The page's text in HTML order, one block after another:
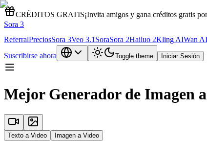
CRÉDITOS GRATIS¡Invita amigos y gana créditos gratis
Sora 3
ReferralPreciosSora 3Veo 3.1 SoraSora 2Hailuo 2Kling AIWan AI
Suscribirse ahora Toggle theme Iniciar Sesión
Mejor Generador de Imagen
Texto a Video Imagen a Video